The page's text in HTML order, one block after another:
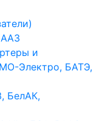
и
Электро, БАТЭ,
БелАК,